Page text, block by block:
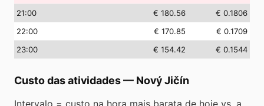
21:00 € 180.56
€ 0.1806
22:00 € 170.85
€ 0.1709
23:00 € 154.42 € 0.1544
Custo das atividades— Nový Jičín
Intervalo = custo na hora mais barata de hoje vs. a